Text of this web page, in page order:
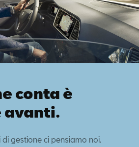
conta è
avanti.
gestione ci pensiamo noi.